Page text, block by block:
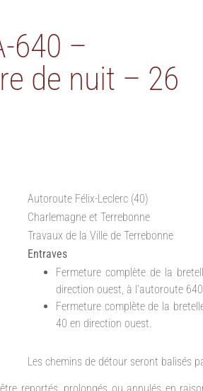
640 –
de nuit – 26
Autoroute Félix-Leclerc (40)
Charlemagne et Terrebonne
Travaux de la Ville de Terrebonne
Entraves
Fermeture complète de la
direction ouest, à l’autoroute
Fermeture complète de la
40 en direction ouest.
Les chemins de détour seront balisés